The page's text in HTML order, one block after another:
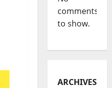
comments
to show.
ARCHIVES